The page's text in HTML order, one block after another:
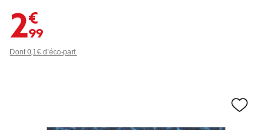
2,99 €
Dont 0,1€ d’éco-part